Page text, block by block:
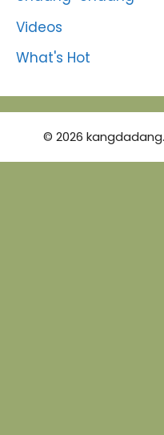
Videos
What's Hot
© 2026